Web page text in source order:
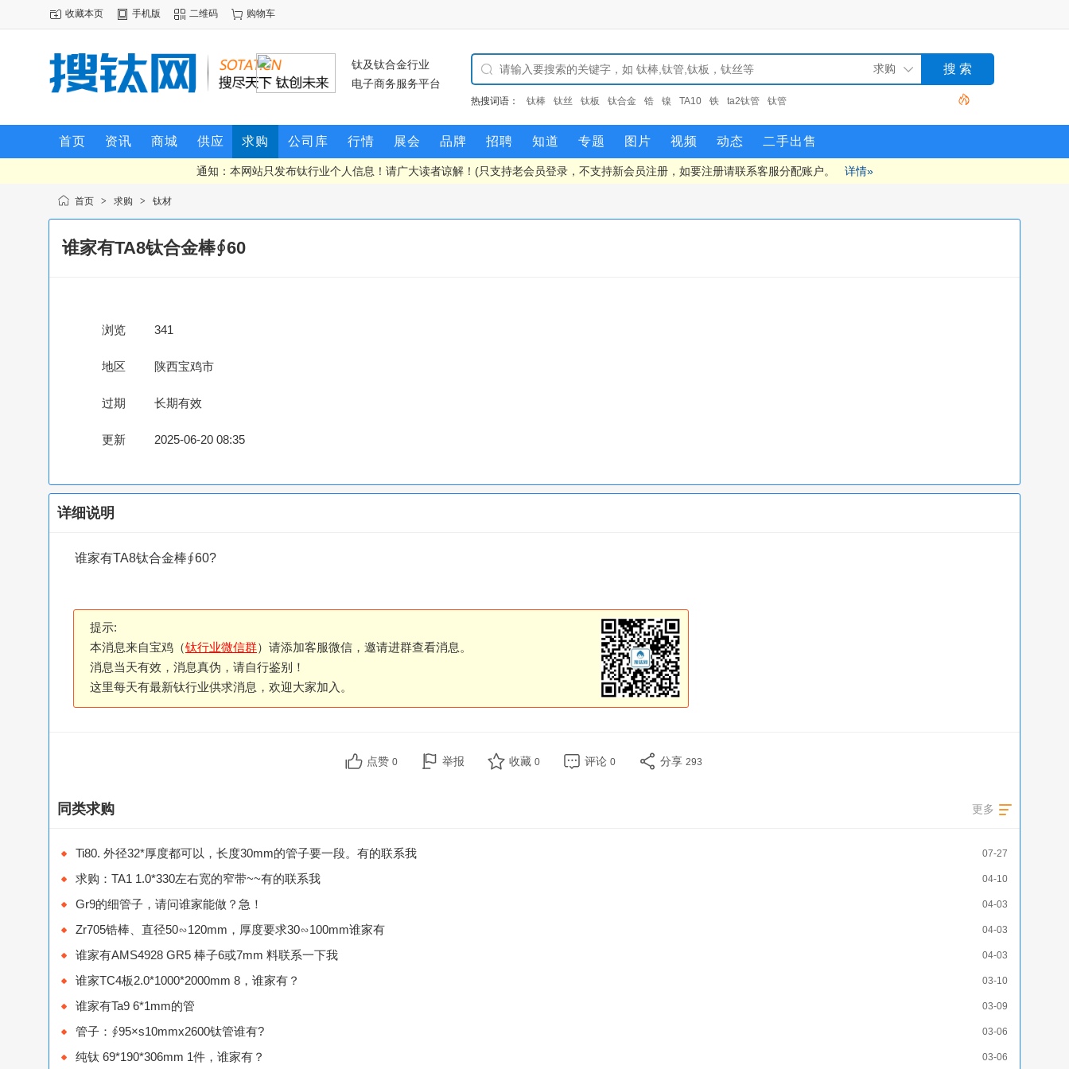
收藏本页 手机版 二维码 购物车
钛及钛合金行业
电子商务服务平台
热搜词语： 钛棒 钛丝 钛板 钛合金 锆 镍 TA10 铁 ta2钛管 钛管
首页 资讯 商城 供应 求购 公司库 行情 展会 品牌 招聘 知道 专题 图片 视频 动态 二手出售
通知：本网站只发布钛行业个人信息！请广大读者谅解！(只支持老会员登录，不支持新会员注册，如要注册请联系客服分配账户。 详情»
首页 > 求购 > 钛材
谁家有TA8钛合金棒∮60
浏览 341
地区 陕西宝鸡市
过期 长期有效
更新 2025-06-20 08:35
详细说明
谁家有TA8钛合金棒∮60?
提示:
本消息来自宝鸡（钛行业微信群）请添加客服微信，邀请进群查看消息。
消息当天有效，消息真伪，请自行鉴别！
这里每天有最新钛行业供求消息，欢迎大家加入。
点赞 0 举报 收藏 0 评论 0 分享 293
更多
同类求购
07-27
Ti80. 外径32*厚度都可以，长度30mm的管子要一段。有的联系我
04-10
求购：TA1 1.0*330左右宽的窄带~~有的联系我
04-03
Gr9的细管子，请问谁家能做？急！
04-03
Zr705锆棒、直径50∽120mm，厚度要求30∽100mm谁家有
04-03
谁家有AMS4928 GR5 棒子6或7mm 料联系一下我
03-10
谁家TC4板2.0*1000*2000mm 8，谁家有？
03-09
谁家有Ta9 6*1mm的管
03-06
管子：∮95×s10mmx2600钛管谁有?
03-06
纯钛 69*190*306mm 1件，谁家有？